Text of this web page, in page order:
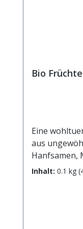
Bio
Eine
aus
Hanfsamen,
Inhalt: 0.1 kg